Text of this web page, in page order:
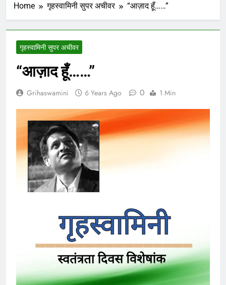
Home गृहस्वामिनी सुपर अचीवर “आज़ाद हूँ……”
गृहस्वामिनी सुपर अचीवर
“आज़ाद हूँ……”
Grihaswamini 6 Years Ago 0 1 Min